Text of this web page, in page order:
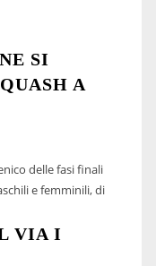
SI
A
delle fasi finali
e femminili, di
VIA I